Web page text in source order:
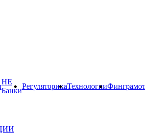
НЕ
Банки
РегуляторикаТехнологии